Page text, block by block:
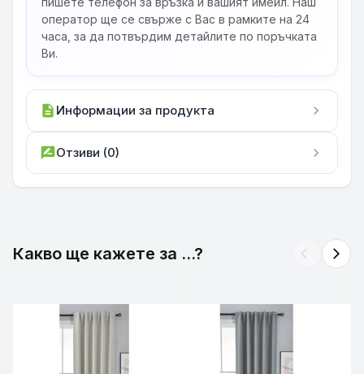
оператор ще се свърже с Вас в рамките на 24
часа, за да потвърдим детайлите по поръчката
Ви.
description Информации за продукта chevron_right
rate_reviewОтзиви (0) chevron_right
Какво ще кажете за ...? arrow_back_ios arrow_forward_ios